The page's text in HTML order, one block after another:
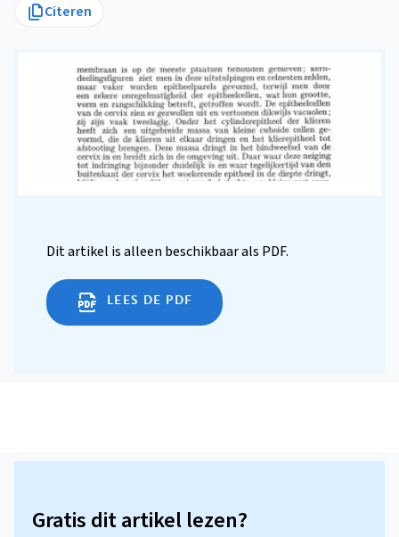
Citeren
Dit artikel is alleen beschikbaar als PDF.
LEES DE PDF
Gratis dit artikel lezen?